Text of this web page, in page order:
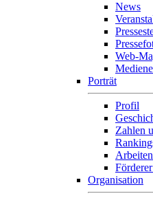
News
Web-
Porträt
Profil
Zahlen
Organisation